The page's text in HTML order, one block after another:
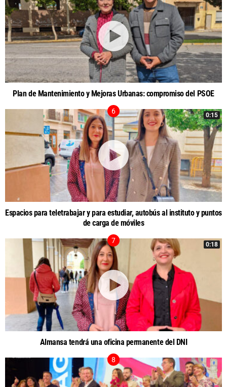
Plan de Mantenimiento y Mejoras Urbanas: compromiso del PSOE
0:15
Espacios para teletrabajar y para estudiar, autobús al instituto y puntos
de carga de móviles
0:18
Almansa tendrá una oficina permanente del DNI